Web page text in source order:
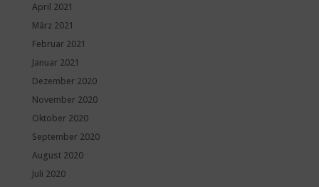
April 2021
März 2021
Februar 2021
Januar 2021
Dezember 2020
November 2020
Oktober 2020
September 2020
August 2020
Juli 2020